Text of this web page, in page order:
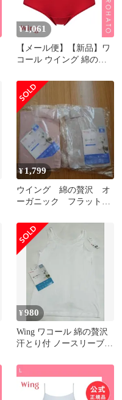
¥1,061
【メール便】【新品】ワ
コール ウイング 綿の贅
ふかめ ゆったり LL 綿
100％ Wacoal Wing(LL)
¥1,799
ウイング 綿の贅沢 オ
ーガニック フラットタ
枚 Mサイズ
¥980
Wing ワコール 綿の贅沢
汗とり付 ノースリーブ M